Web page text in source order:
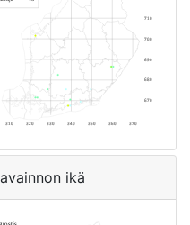
ikä